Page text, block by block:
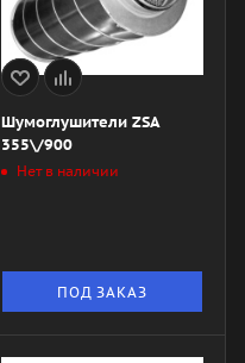
Шумоглушители ZSA
355\/900
Нет в наличии
ПОД ЗАКАЗ